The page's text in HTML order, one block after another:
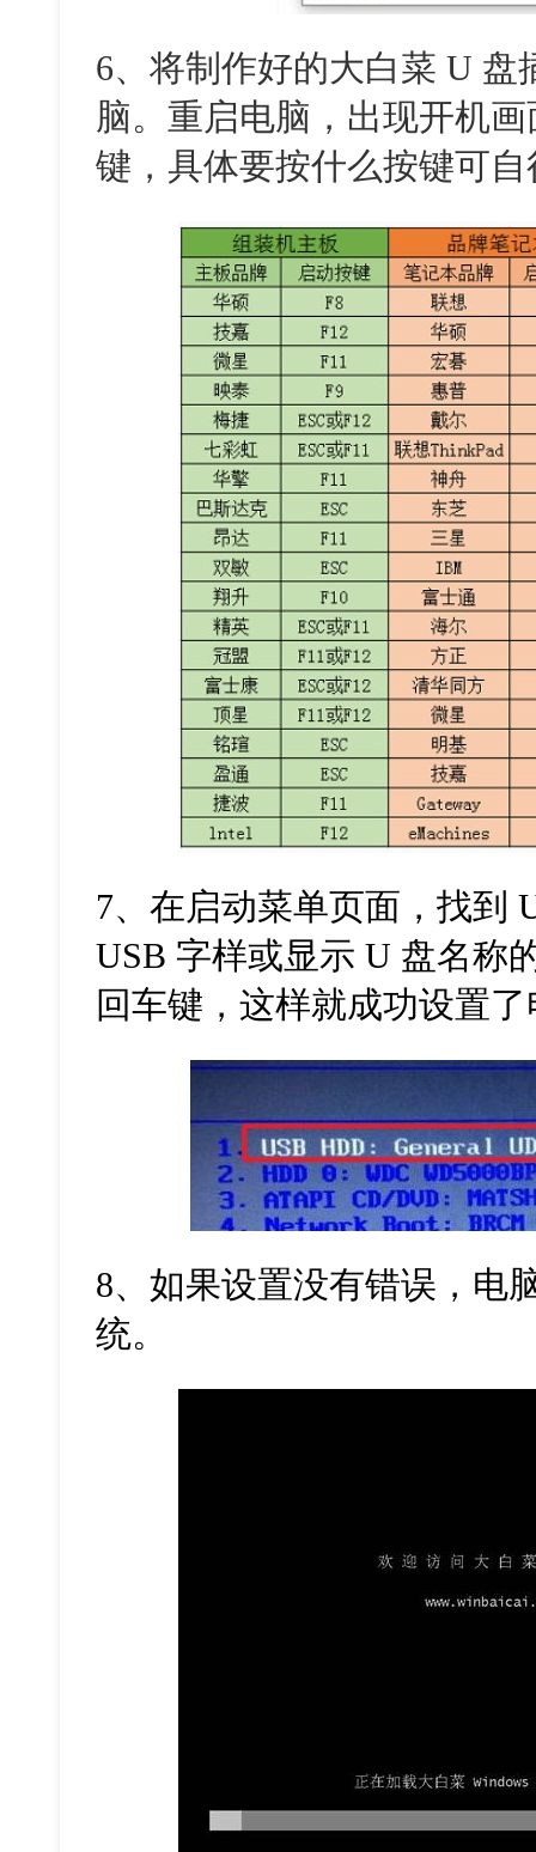
6、将制作好的大白菜 U 盘
脑。重启电脑，出现开机
键，具体要按什么按键可
7、在启动菜单页面，找到
USB 字样或显示 U 盘名称
回车键，这样就成功设置
8、如果设置没有错误，电
统。